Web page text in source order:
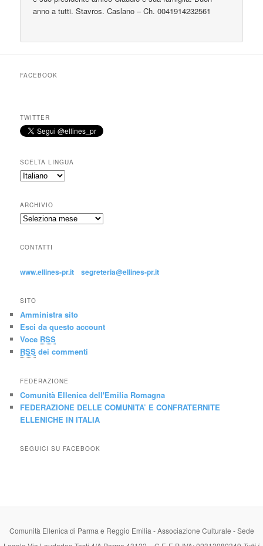
anno a tutti. Stavros. Caslano – Ch. 0041914232561
FACEBOOK
TWITTER
SCELTA LINGUA
ARCHIVIO
CONTATTI
www.ellines-pr.it segreteria@ellines-pr.it
SITO
Amministra sito
Esci da questo account
Voce RSS
RSS dei commenti
FEDERAZIONE
Comunità Ellenica dell'Emilia Romagna
FEDERAZIONE DELLE COMUNITA’ E CONFRATERNITE
ELLENICHE IN ITALIA
SEGUICI SU FACEBOOK
Comunità Ellenica di Parma e Reggio Emilia - Associazione Culturale - Sede